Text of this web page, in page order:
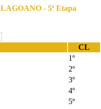
- 5ª Etapa
CL
1º
2º
3º
4º
5º